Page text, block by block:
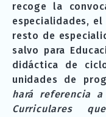
recoge la
especialidades,
resto de
salvo para
didáctica de
unidades de
hará referencia
Curriculares